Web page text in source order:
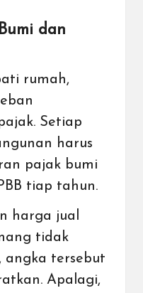
dan
rumah,
Setiap
harus
pajak bumi
tiap tahun.
harga jual
tidak
angka tersebut
Apalagi,